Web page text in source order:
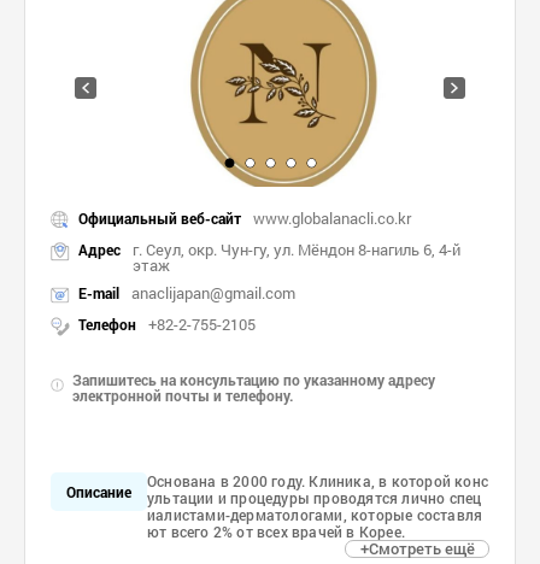
Официальный веб-сайт www.globalanacli.co.kr
Адрес г. Сеул, окр. Чун-гу, ул. Мёндон 8-нагиль 6, 4-й
этаж
E-mail anaclijapan@gmail.com
Телефон +82-2-755-2105
Запишитесь на консультацию по указанному адресу
электронной почты и телефону.
Описание
Основана в 2000 году. Клиника, в которой конс
ультации и процедуры проводятся лично спец
иалистами-дерматологами, которые составля
ют всего 2% от всех врачей в Корее.
+Смотреть ещё